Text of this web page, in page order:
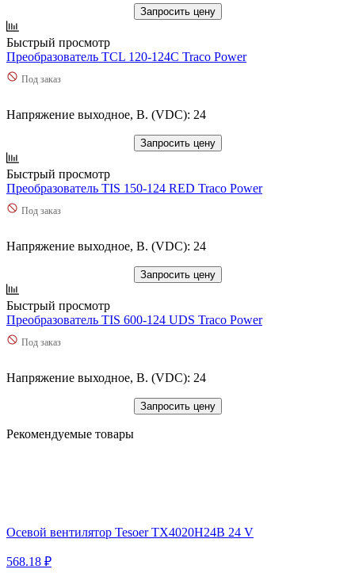
Запросить цену
Быстрый просмотр
Преобразователь TCL 120-124C Traco Power
Под заказ
Напряжение выходное, В. (VDC): 24
Запросить цену
Быстрый просмотр
Преобразователь TIS 150-124 RED Traco Power
Под заказ
Напряжение выходное, В. (VDC): 24
Запросить цену
Быстрый просмотр
Преобразователь TIS 600-124 UDS Traco Power
Под заказ
Напряжение выходное, В. (VDC): 24
Запросить цену
Рекомендуемые товары
Осевой вентилятор Tesoer TX4020H24B 24 V
568.18 ₽